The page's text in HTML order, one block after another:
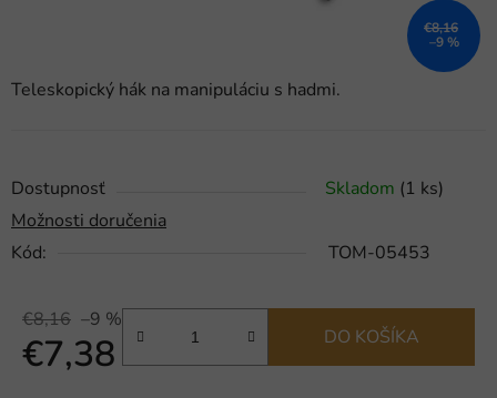
Teleskopický hák na manipuláciu s hadmi.
Dostupnosť Skladom (1 ks)
Možnosti doručenia
Kód:
TOM-05453
€8,16 –9 %
€7,38 DO KOŠÍKA
€8,16
–9 %